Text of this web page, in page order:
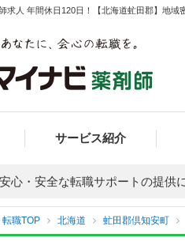
求人 年間休日120日！【北海道虻田郡】地域
サービス紹介
安心・安全な転職サポートの提供
職TOP 北海道 虻田郡倶知安町